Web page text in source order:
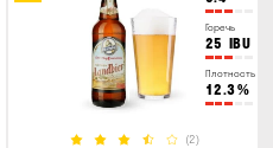
Горечь
25 IBU
Плотность
12.3%
(2)